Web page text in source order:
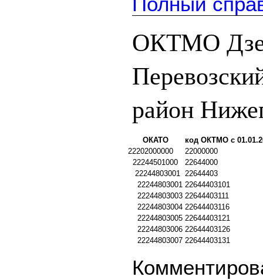
ОКТМО
район
ОКАТО
код ОКТМО с
22202000000
22000000
22244501000
22644000
22244803001 22644403
22244803001 22644403101
22244803003 22644403111
22244803004 22644403116
22244803005 22644403121
22244803006 22644403126
22244803007 22644403131